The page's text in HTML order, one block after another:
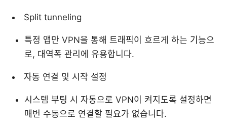
Split tunneling
특정 앱만 VPN을 통해 트래픽이 흐르게 하는 기능으
로, 대역폭 관리에 유용합니다.
자동 연결 및 시작 설정
시스템 부팅 시 자동으로 VPN이 켜지도록 설정하면
매번 수동으로 연결할 필요가 없습니다.